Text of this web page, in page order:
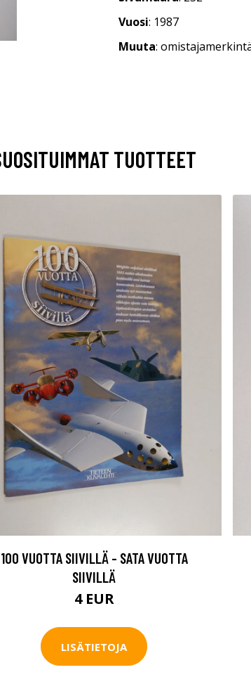
Vuosi: 1987
Muuta:
TUOTTEET
100 VUOTTA SIIVILLÄ - SATA VUOTTA
SIIVILLÄ
4 EUR
LISÄTIETOJA